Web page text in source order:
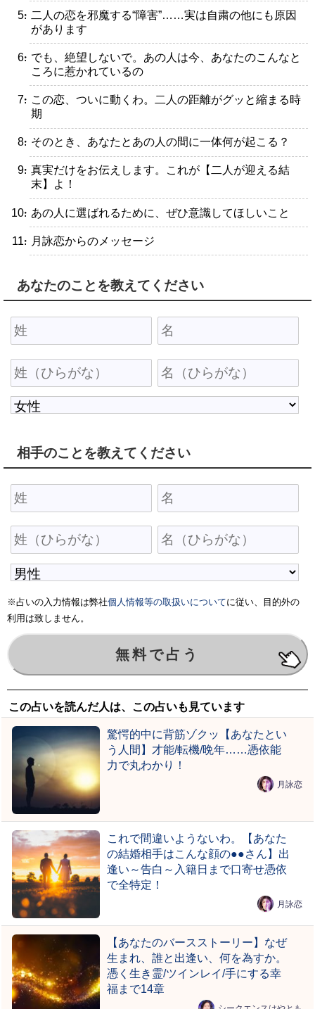
・二人の恋を邪魔する“障害”……実は自粛の他にも原因
があります
・でも、絶望しないで。あの人は今、あなたのこんなと
ころに惹かれているの
・この恋、ついに動くわ。二人の距離がグッと縮まる時
期
・そのとき、あなたとあの人の間に一体何が起こる？
・真実だけをお伝えします。これが【二人が迎える結
末】よ！
・あの人に選ばれるために、ぜひ意識してほしいこと
・月詠恋からのメッセージ
あなたのことを教えてください
相手のことを教えてください
※占いの入力情報は弊社個人情報等の取扱いについてに従い、目的外の
利用は致しません。
この占いを読んだ人は、この占いも見ています
驚愕的中に背筋ゾクッ【あなたとい
う人間】才能/転機/晩年……憑依能
力で丸わかり！
月詠恋
これで間違いようないわ。【あなた
の結婚相手はこんな顔の●●さん】出
逢い～告白～入籍日まで口寄せ憑依
で全特定！
月詠恋
【あなたのバースストーリー】なぜ
生まれ、誰と出逢い、何を為すか。
憑く生き霊/ツインレイ/手にする幸
福まで14章